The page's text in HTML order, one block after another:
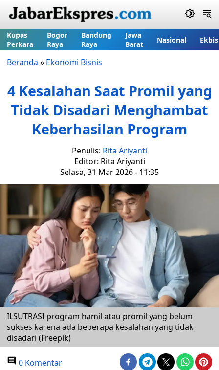
Kupas
Perkara
Bogor
Raya
Bandung
Raya
Jawa
Barat
Nasional Ekbis
Beranda » Ekonomi Bisnis
4 Kesalahan Saat Promil yang
Tidak Disadari Menghambat
Keberhasilan Program
Penulis: Rita Ariyanti
Editor: Rita Ariyanti
Selasa, 31 Mar 2026 - 11:35
ILSUTRASI program hamil atau promil yang belum
sukses karena ada beberapa kesalahan yang tidak
disadari (Freepik)
0 Komentar